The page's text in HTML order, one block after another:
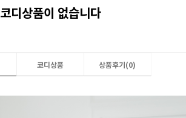
코디상품이 없습니다
코디상품 상품후기(0)